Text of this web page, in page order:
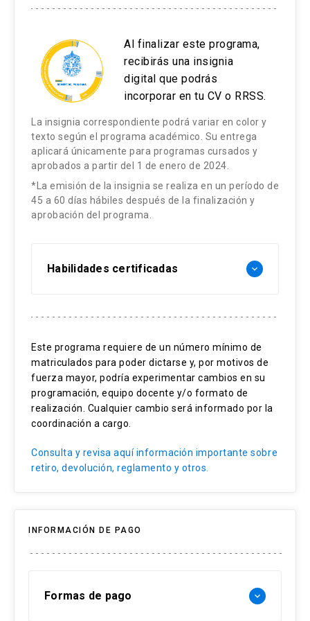
Al finalizar este programa,
recibirás una insignia
digital que podrás
incorporar en tu CV o RRSS.
La insignia correspondiente podrá variar en color y
texto según el programa académico. Su entrega
aplicará únicamente para programas cursados y
aprobados a partir del 1 de enero de 2024.
*La emisión de la insignia se realiza en un período de
45 a 60 días hábiles después de la finalización y
aprobación del programa.
Habilidades certificadas keyboard_arrow_down
Habilidades para la intervención social
Habilidades de sistematicidad y rigurosidad
Habilidades transversales
Conocimientos de aspectos metodológicos
del diagnóstico
Conocimientos de estrategias y técnicas de
levantamiento de información
Conocimientos de herramientas de análisis
de información
Este programa requiere de un número mínimo de
matriculados para poder dictarse y, por motivos de
fuerza mayor, podría experimentar cambios en su
programación, equipo docente y/o formato de
realización. Cualquier cambio será informado por la
coordinación a cargo.
Consulta y revisa aquí información importante sobre
retiro, devolución, reglamento y otros.
INFORMACIÓN DE PAGO
Formas de pago keyboard_arrow_down